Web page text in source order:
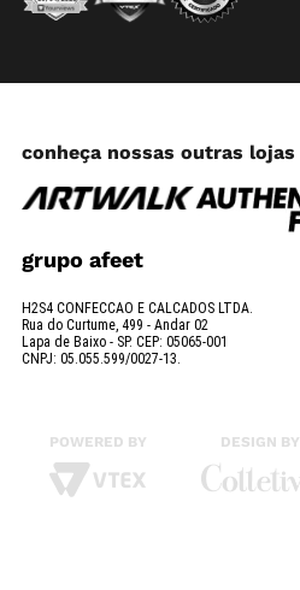
conheça nossas outras lojas
grupo afeet
H2S4 CONFECCAO E CALCADOS LTDA.
Rua do Curtume, 499 - Andar 02
Lapa de Baixo - SP. CEP: 05065-001
CNPJ: 05.055.599/0027-13.
POWERED BY DESIGN BY